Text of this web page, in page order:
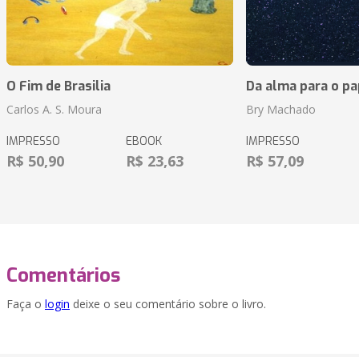
O Fim de Brasilia
Carlos A. S. Moura
IMPRESSO
R$ 50,90
EBOOK
R$ 23,63
Da alma para o
Bry Machado
IMPRESSO
R$ 57,09
Comentários
Faça o login deixe o seu comentário sobre o livro.